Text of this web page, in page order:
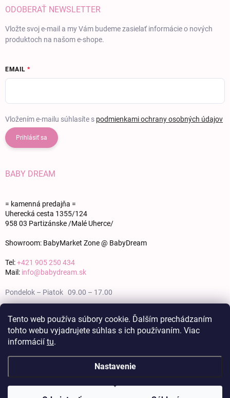
Tento web používa súbory cookie. Ďalším prechádzaním
tohto webu vyjadrujete súhlas s ich používaním. Viac
informácií tu.
Nastavenie
ODOBERAŤ NEWSLETTER
Vložte svoj e-mail a my Vám budeme zasielať informácie o nových
produktoch na našom e-shope.
EMAIL
Vložením e-mailu súhlasíte s podmienkami ochrany osobných údajov
Prihlásiť sa
BABY DREAM
= kamenná predajňa =
Uherecká cesta 1355/124
958 03 Partizánske /Malé Uherce/
Showroom: BabyMarket Zone @ BabyDream
Tel:+421 905 250 434
Mail: info@babydream.sk
Pondelok – Piatok 09.00 – 17.00
Nedeľa zatvorené
Copyright 2026BABY DREAM. Všetky práva vyhradené.Upraviť nastavenie